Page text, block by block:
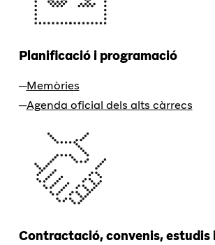
Planificació i programació
Memòries
Agenda oficial dels alts càrrecs
Contractació, convenis, estudis